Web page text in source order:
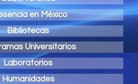
en México
Bibliotecas
Universitarios
Laboratorios
Humanidades